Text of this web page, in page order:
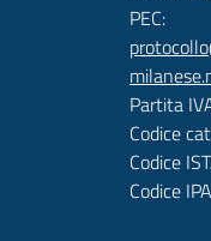
PEC:
Partita
Codice
Codice
Codice